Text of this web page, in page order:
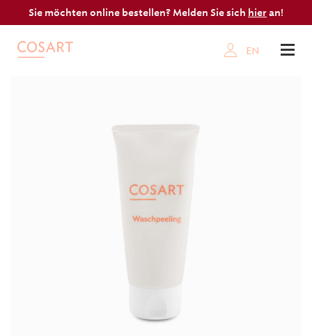
Sie möchten online bestellen? Melden Sie sich hieran!
EN